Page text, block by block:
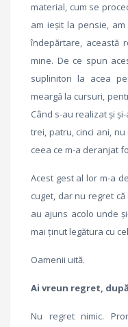
material, cum se
am ieşit la pensie,
îndepărtare, această
mine. De ce spun
suplinitori la acea
meargă la cursuri,
Când s-au realizat și
trei, patru, cinci ani,
ceea ce m-a deranjat
Acest gest al lor m-a
cuget, dar nu regret
au ajuns acolo unde
mai ținut legătura cu
Oamenii uită.
Ai vreun regret,
Nu regret nimic.